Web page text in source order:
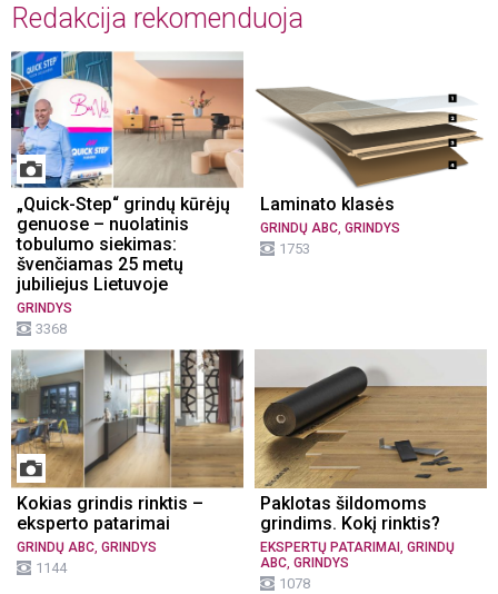
Redakcija rekomenduoja
„Quick-Step“ grindų kūrėjų
genuose – nuolatinis
tobulumo siekimas:
švenčiamas 25 metų
jubiliejus Lietuvoje
GRINDYS
3368
Laminato klasės
GRINDŲ ABC GRINDYS
1753
Kokias grindis rinktis –
eksperto patarimai
GRINDŲ ABC, GRINDYS
1144
Paklotas šildomoms
grindims. Kokį rinktis?
EKSPERTŲ PATARIMAI , GRINDŲ
ABC, GRINDYS
1078